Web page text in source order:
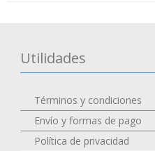
Utilidades
Términos y condiciones
Envío y formas de pago
Política de privacidad